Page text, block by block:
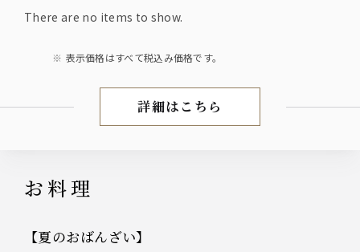
There are no items to show.
表示価格はすべて税込み価格です。
お得な昼宴会
詳細はこちら
お料理
【夏のおばんざい】